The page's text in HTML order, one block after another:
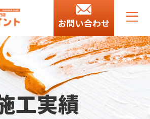
お問い合わせ
工実績